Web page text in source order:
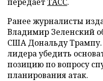
Ранее журналисты
Владимир Зеленский
США Дональду Трампу.
лидера убедить
позицию по вопросу
планирования атак.